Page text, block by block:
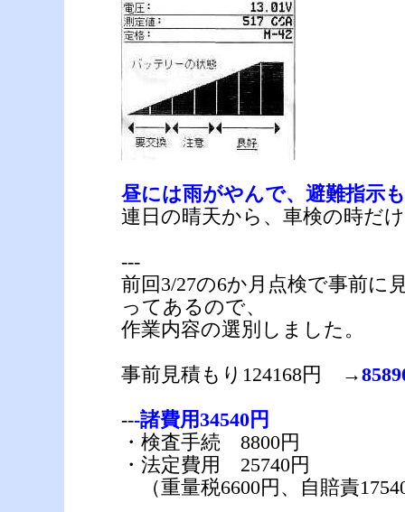
昼には雨がやんで、避難指示
連日の晴天から、車検の時だ
---
前回3/27の6か月点検で事前に
ってあるので、
作業内容の選別しました。
事前見積もり124168円 →
---諸費用34540円
・検査手続 8800円
・法定費用 25740円
（重量税6600円、自賠責